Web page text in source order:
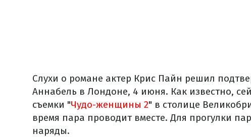
Слухи о романе актер Крис Пайн решил
Аннабель в Лондоне, 4 июня. Как известно,
съемки "Чудо-женщины 2" в столице
время пара проводит вместе. Для прогулки
наряды.